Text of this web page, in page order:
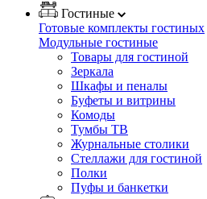
Гостиные
Готовые комплекты гостиных
Модульные гостиные
Товары для гостиной
Зеркала
Шкафы и пеналы
Буфеты и витрины
Комоды
Тумбы ТВ
Журнальные столики
Стеллажи для гостиной
Полки
Пуфы и банкетки